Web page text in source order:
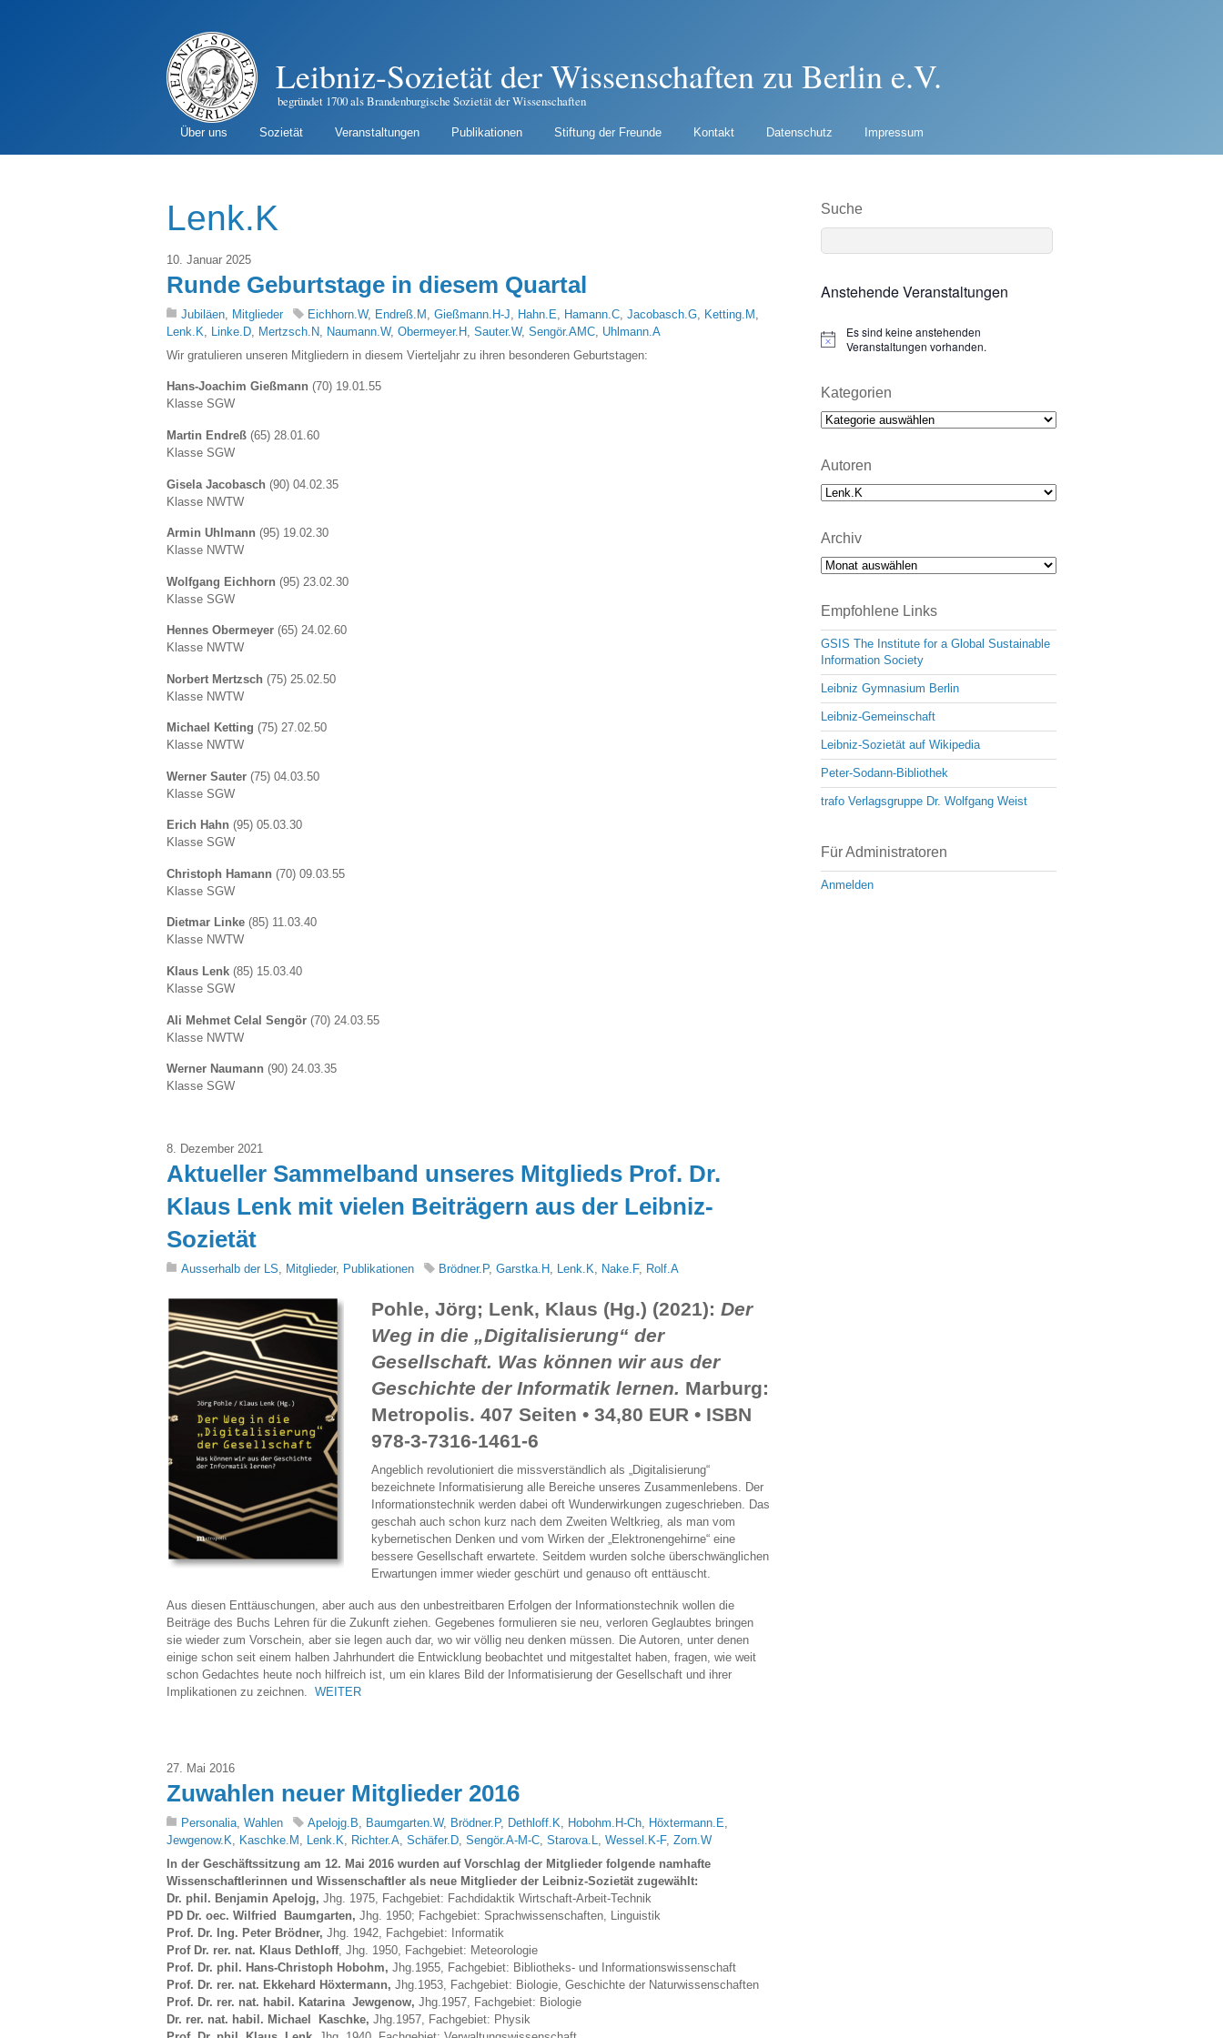
Leibniz-Sozietät der Wissenschaften zu Berlin e.V.
begründet 1700 als Brandenburgische Sozietät der Wissenschaften
Über uns Sozietät Veranstaltungen Publikationen Stiftung der Freunde Kontakt Datenschutz Impressum
Lenk.K
10. Januar 2025
Runde Geburtstage in diesem Quartal
Jubiläen Mitglieder Eichhorn.W, Endreß.M Gießmann.H-J Hahn.E Hamann.C Jacobasch.G Ketting.M
Lenk.K
Linke.D Mertzsch.N Naumann.W, Obermeyer.H Sauter.W, Sengör.AMC Uhlmann.A
Wir gratulieren unseren Mitgliedern in diesem Vierteljahr zu ihren besonderen Geburtstagen:
Hans-Joachim Gießmann (70) 19.01.55
Klasse SGW
Martin Endreß (65) 28.01.60
Klasse SGW
Gisela Jacobasch (90) 04.02.35
Klasse NWTW
Armin Uhlmann (95) 19.02.30
Klasse NWTW
Wolfgang Eichhorn (95) 23.02.30
Klasse SGW
Hennes Obermeyer (65) 24.02.60
Klasse NWTW
Norbert Mertzsch (75) 25.02.50
Klasse NWTW
Michael Ketting (75) 27.02.50
Klasse NWTW
Werner Sauter (75) 04.03.50
Klasse SGW
Erich Hahn (95) 05.03.30
Klasse SGW
Christoph Hamann (70) 09.03.55
Klasse SGW
Dietmar Linke (85) 11.03.40
Klasse NWTW
Klaus Lenk (85) 15.03.40
Klasse SGW
Ali Mehmet Celal Sengör (70) 24.03.55
Klasse NWTW
Werner Naumann (90) 24.03.35
Klasse SGW
8. Dezember 2021
Aktueller Sammelband unseres Mitglieds Prof. Dr.
Klaus Lenk mit vielen Beiträgern aus der Leibniz-
Sozietät
Ausserhalb der LS, Mitglieder, Publikationen Brödner.P, Garstka.H , Lenk.K, Nake.F, Rolf.A
Pohle, Jörg; Lenk, Klaus (Hg.) (2021): Der
Weg in die „Digitalisierung“ der
Gesellschaft. Was können wir aus der
Geschichte der Informatik lernen. Marburg:
Metropolis. 407 Seiten • 34,80 EUR • ISBN
978-3-7316-1461-6
Angeblich revolutioniert die missverständlich als „Digitalisierung“
bezeichnete Informatisierung alle Bereiche unseres Zusammenlebens. Der
Informationstechnik werden dabei oft Wunderwirkungen zugeschrieben. Das
geschah auch schon kurz nach dem Zweiten Weltkrieg, als man vom
kybernetischen Denken und vom Wirken der „Elektronengehirne“ eine
bessere Gesellschaft erwartete. Seitdem wurden solche überschwänglichen
Erwartungen immer wieder geschürt und genauso oft enttäuscht.
Aus diesen Enttäuschungen, aber auch aus den unbestreitbaren Erfolgen der Informationstechnik wollen die
Beiträge des Buchs Lehren für die Zukunft ziehen. Gegebenes formulieren sie neu, verloren Geglaubtes bringen
sie wieder zum Vorschein, aber sie legen auch dar, wo wir völlig neu denken müssen. Die Autoren, unter denen
einige schon seit einem halben Jahrhundert die Entwicklung beobachtet und mitgestaltet haben, fragen, wie weit
schon Gedachtes heute noch hilfreich ist, um ein klares Bild der Informatisierung der Gesellschaft und ihrer
Implikationen zu zeichnen.
WEITER
27. Mai 2016
Zuwahlen neuer Mitglieder 2016
Personalia, Wahlen Apelojg.B, Baumgarten.W, Brödner.P, Dethloff.K, Hobohm.H-Ch, Höxtermann.E,
Jewgenow.K, Kaschke.M , Lenk.K, Richter.A, Schäfer.D, Sengör.A-M-C, Starova.L, Wessel.K-F, Zorn.W
In der Geschäftssitzung am 12. Mai 2016 wurden auf Vorschlag der Mitglieder folgende namhafte
Wissenschaftlerinnen und Wissenschaftler als neue Mitglieder der Leibniz-Sozietät zugewählt:
Dr. phil. Benjamin Apelojg, Jhg. 1975, Fachgebiet: Fachdidaktik Wirtschaft-Arbeit-Technik
PD Dr. oec. Wilfried Baumgarten, Jhg. 1950; Fachgebiet: Sprachwissenschaften, Linguistik
Prof. Dr. Ing. Peter Brödner, Jhg. 1942, Fachgebiet: Informatik
Prof Dr. rer. nat. Klaus Dethloff, Jhg. 1950, Fachgebiet: Meteorologie
Prof. Dr. phil. Hans-Christoph Hobohm, Jhg.1955, Fachgebiet: Bibliotheks- und Informationswissenschaft
Prof. Dr. rer. nat. Ekkehard Höxtermann, Jhg.1953, Fachgebiet: Biologie, Geschichte der Naturwissenschaften
Prof. Dr. rer. nat. habil. Katarina Jewgenow, Jhg.1957, Fachgebiet: Biologie
Dr. rer. nat. habil. Michael Kaschke, Jhg.1957, Fachgebiet: Physik
Suche
Anstehende Veranstaltungen
N
i
c
e
Es sind keine anstehenden
Veranstaltungen vorhanden.
Kategorien
Kategorien
Autoren
Archiv
Archiv
Empfohlene Links
GSIS The Institute for a Global Sustainable
Information Society
Leibniz Gymnasium Berlin
Leibniz-Gemeinschaft
Leibniz-Sozietät auf Wikipedia
Peter-Sodann-Bibliothek
trafo Verlagsgruppe Dr. Wolfgang Weist
Für Administratoren
Anmelden